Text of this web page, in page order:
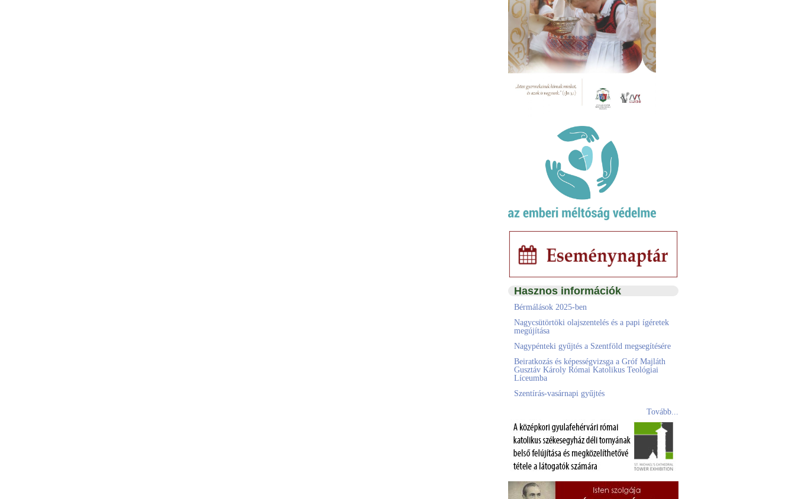
Hasznos információk
Bérmálások 2025-ben
Nagycsütörtöki olajszentelés és a papi ígéretek
megújítása
Nagypénteki gyűjtés a Szentföld megsegítésére
Beiratkozás és képességvizsga a Gróf Majláth
Gusztáv Károly Római Katolikus Teológiai
Líceumba
Szentírás-vasárnapi gyűjtés
Tovább...